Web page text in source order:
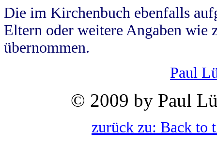
Die im Kirchenbuch ebenfalls
Eltern oder weitere Angaben wie
übernommen.
Paul
© 2009 by Paul
zurück zu: Back to